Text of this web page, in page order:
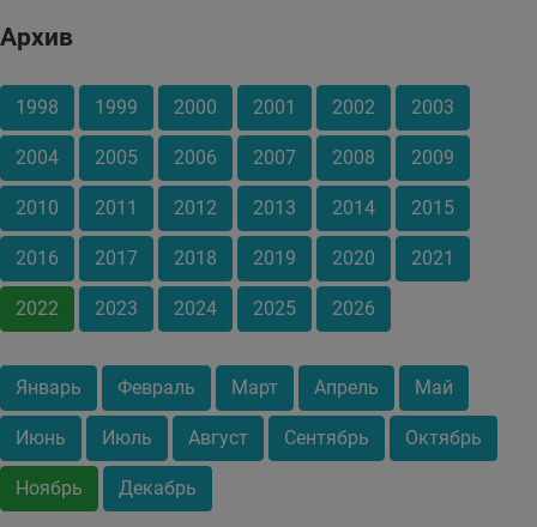
Архив
1998 1999 2000 2001 2002 2003
2004 2005 2006 2007 2008 2009
2010 2011 2012 2013 2014 2015
2016 2017 2018 2019 2020 2021
2022 2023 2024 2025 2026
Январь Февраль Март Апрель Май
Июнь Июль Август Сентябрь Октябрь
Ноябрь Декабрь